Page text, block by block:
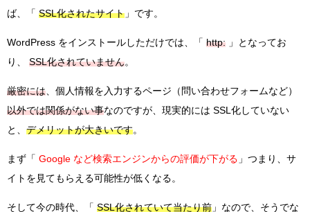
ば、「 SSL化されたサイト 」です。
WordPress をインストールしただけでは、「 http: 」となってお
り、 SSL化されていません。
厳密には 、個人情報を入力するページ（問い合わせフォームなど）
以外では関係がない事なのですが、現実的には SSL化していない
と、 デメリットが大きいです。
まず「 Google など検索エンジンからの評価が下がる 」つまり、サ
イトを見てもらえる可能性が低くなる。
そして今の時代、「 SSL化されていて当たり前 」なので、そうでな